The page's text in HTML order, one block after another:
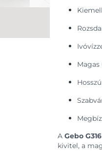
A Gebo
kivitel, a